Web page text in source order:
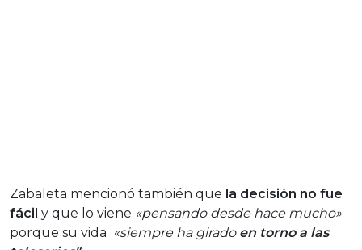
Zabaleta mencionó también que la decisión no fue
fácil y que lo viene «pensando desde hace mucho»
porque su vida «siempre ha girado en torno a las